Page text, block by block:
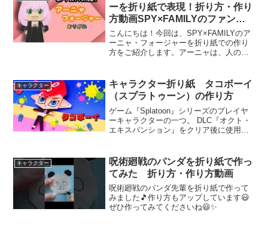
ーを折り紙で表現！折り方・作り
方動画SPY×FAMILYのファンも
手作り好きも必見のアイデア
こんにちは！今回は、SPY×FAMILYのア
ーニャ・フォージャーを折り紙での作り
方をご紹介します。アーニャは、人の心
い作品です。アーニャの可愛らしい外見
と強力な能力が魅...
キャラクター
キャラクター折り紙 タコボーイ
（スプラトゥーン）の作り方
ゲーム『Splatoon』シリーズのプレイヤ
ーキャラクターの一つ。 DLC『オクト・
エキスパンション』をクリア後に使用可
科事典折り紙でスプラトゥーンの「タコ
ボ...
キャラクター
呪術廻戦のパンダを折り紙で作っ
てみた 折り方・作り方動画
呪術廻戦のパンダ先輩を折り紙で作って
みました🎵作り方もアップしています😃
ぜひ作ってみてくださいね😃✨